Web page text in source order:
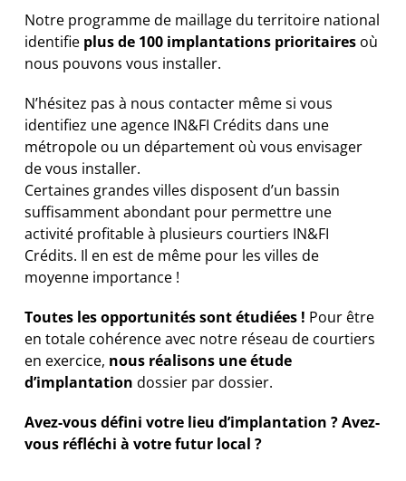
Notre programme de maillage du territoire national
identifie plus de 100 implantations prioritaires où
nous pouvons vous installer.
N’hésitez pas à nous contacter même si vous
identifiez une agence IN&FI Crédits dans une
métropole ou un département où vous envisager
de vous installer.
Certaines grandes villes disposent d’un bassin
suffisamment abondant pour permettre une
activité profitable à plusieurs courtiers IN&FI
Crédits. Il en est de même pour les villes de
moyenne importance !
Toutes les opportunités sont étudiées ! Pour être
en totale cohérence avec notre réseau de courtiers
en exercice, nous réalisons une étude
d’implantationdossier par dossier.
Avez-vous défini votre lieu d’implantation ? Avez-
vous réfléchi à votre futur local ?